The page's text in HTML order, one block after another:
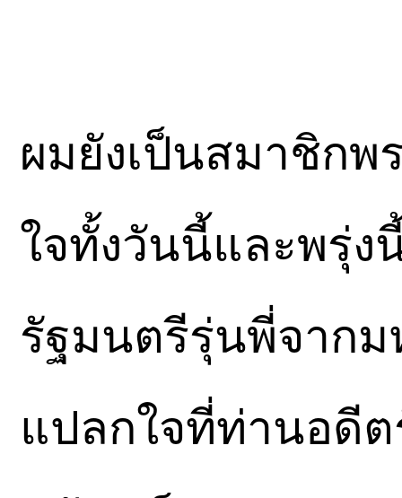
ผมยังเป็นสมาชิกพ
ใจทั้งวันนี้และพรุ่
รัฐมนตรีรุ่นพี่จาก
แปลกใจที่ท่านอดี